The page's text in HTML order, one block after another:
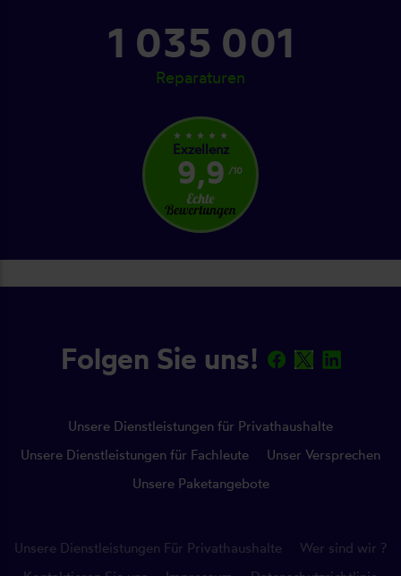
1 094 001
Reparaturen
star_rate star_rate star_rate star_rate star_rate
Exzellenz
9,9 /10
Folgen Sie uns!
Unsere Dienstleistungen für Privathaushalte
Unsere Dienstleistungen für Fachleute
Unser Versprechen
Unsere Paketangebote
Unsere Dienstleistungen Für Privathaushalte
Wer sind wir ?